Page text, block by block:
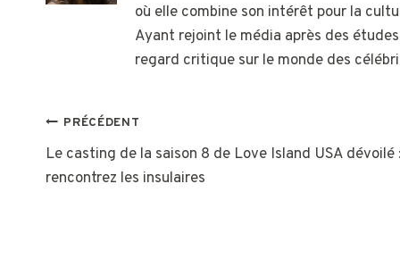
où elle combine son intérêt pour la
Ayant rejoint le média après des
regard critique sur le monde des
NAVIGATION
DE
PRÉCÉDENT
Le casting de la saison 8 de Love Island USA dévoilé :
rencontrez les insulaires